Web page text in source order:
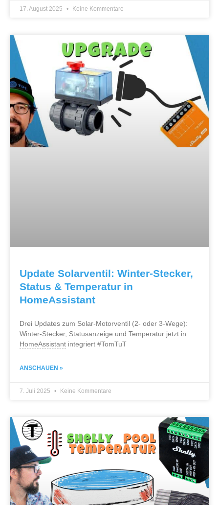
17. August 2025 Keine Kommentare
Update Solarventil: Winter-Stecker,
Status & Temperatur in
HomeAssistant
Drei Updates zum Solar-Motorventil (2- oder 3-Wege):
Winter-Stecker, Statusanzeige und Temperatur jetzt in
HomeAssistant integriert #TomTuT
ANSCHAUEN »
7. Juli 2025 Keine Kommentare